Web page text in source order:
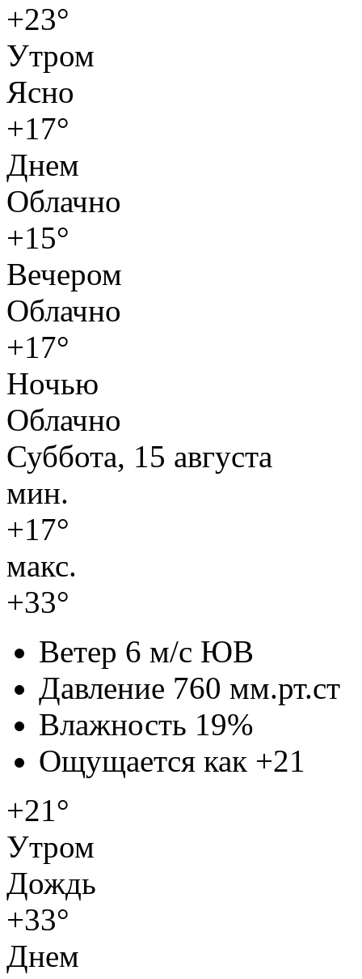
+23°
Утром
Ясно
+17°
Днем
Облачно
+15°
Вечером
Облачно
+17°
Ночью
Облачно
Суббота, 15 августа
мин.
+17°
макс.
+33°
Ветер 6 м/с ЮВ
Давление 760 мм.рт.ст
Влажность 19%
Ощущается как +21
+21°
Утром
Дождь
+33°
Днем